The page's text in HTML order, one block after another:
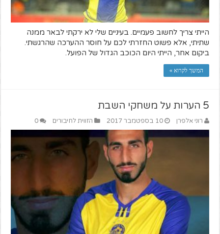
הייתי צריך לחשוב פעמיים. בעיניים שלי לא ירקתי לבאר ממנה
שתיתי, אלא פשוט החזרתי לכם על חוסר ההערכה שהרגשתי.
ביקום אחר, הייתי היום הכוכב הגדול של הפועל.
המשך לקרוא »
5 הערות על משחקי השבת
רוני אלפרן 10 בספטמבר 2017 הזווית לחיבורים 0